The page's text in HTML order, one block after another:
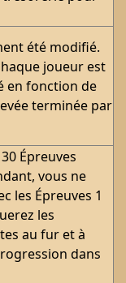
été modifié.
joueur est
en fonction de
terminée par
Épreuves
vous ne
les Épreuves 1
les
au fur et à
dans